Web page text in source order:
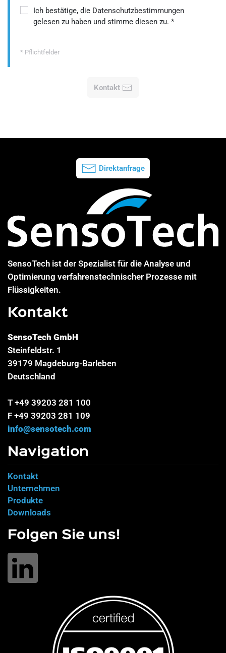
Ich bestätige, die Datenschutzbestimmungen
gelesen zu haben und stimme diesen zu. *
* Pflichtfelder
Kontakt
Direktanfrage
SensoTech ist der Spezialist für die Analyse und
Optimierung verfahrenstechnischer Prozesse mit
Flüssigkeiten.
Kontakt
SensoTech GmbH
Steinfeldstr. 1
39179 Magdeburg-Barleben
Deutschland
T +49 39203 281 100
F +49 39203 281 109
info@sensotech.com
Navigation
Kontakt
Unternehmen
Produkte
Downloads
Folgen Sie uns!